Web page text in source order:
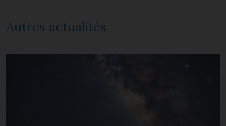
Autres actualités